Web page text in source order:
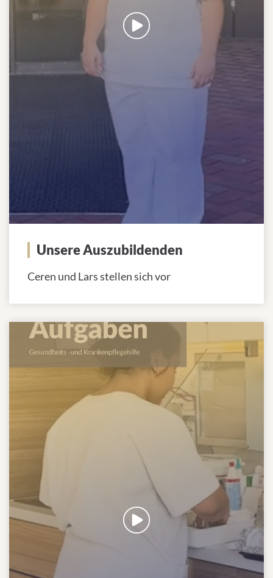
Unsere Auszubildenden
Ceren und Lars stellen sich vor